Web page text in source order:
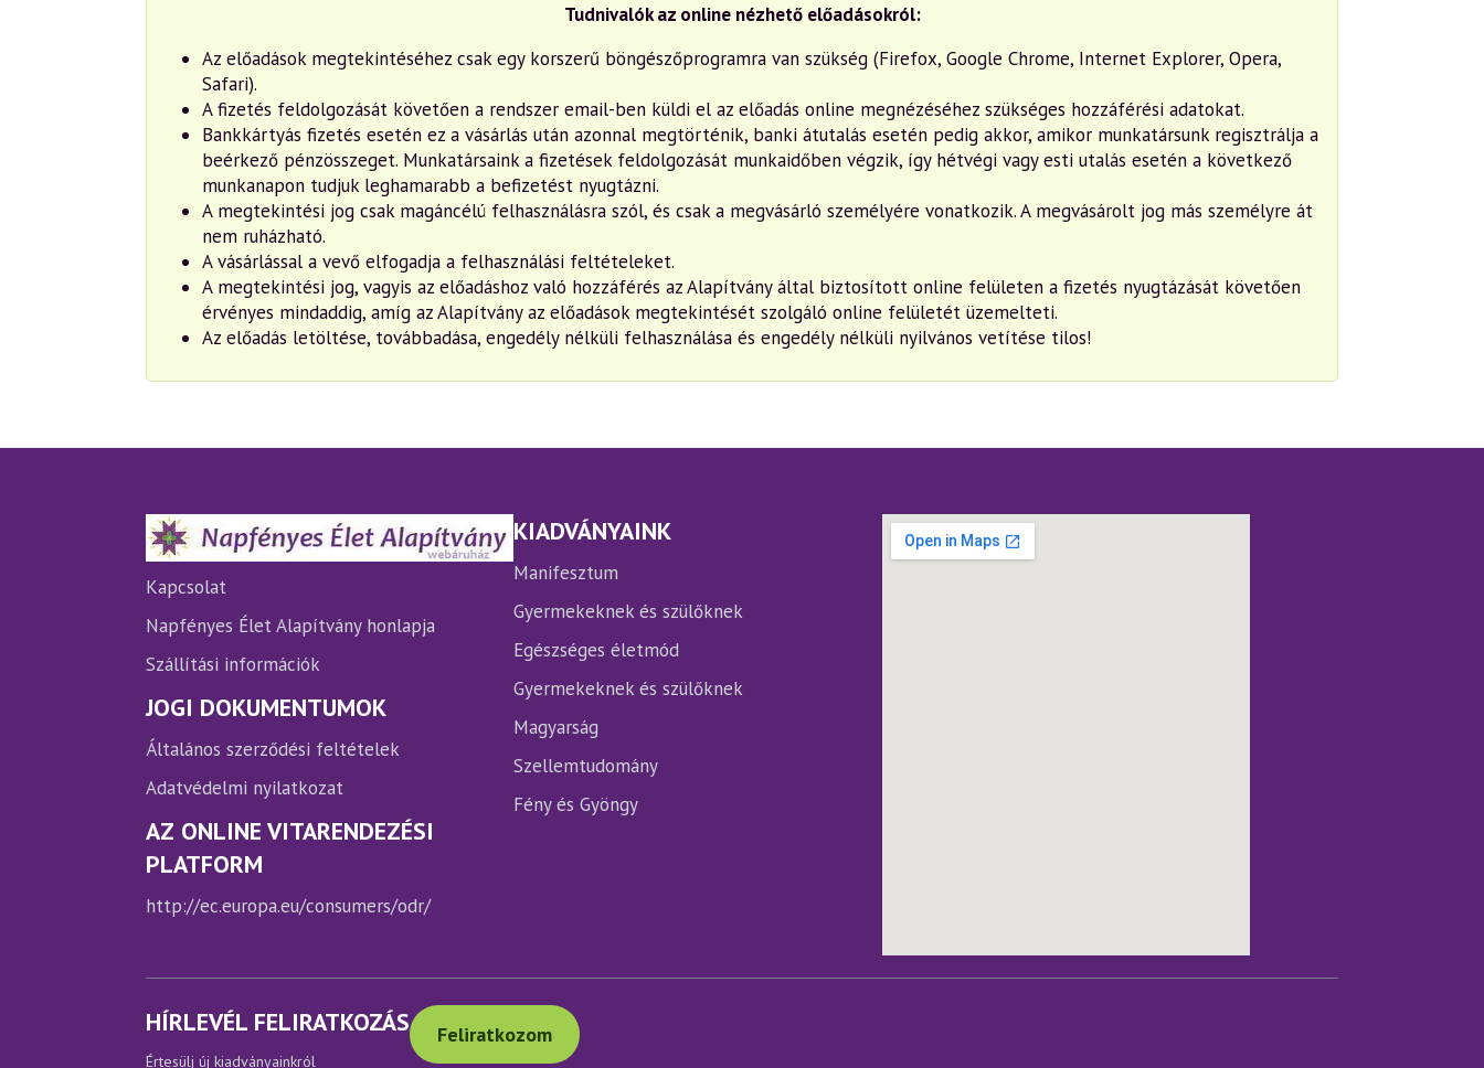
Tudnivalók az online nézhető előadásokról:
Az előadások megtekintéséhez csak egy korszerű böngészőprogramra van szükség (Firefox, Google Chrome, Internet Explorer, Opera,
Safari).
A fizetés feldolgozását követően a rendszer email-ben küldi el az előadás online megnézéséhez szükséges hozzáférési adatokat.
Bankkártyás fizetés esetén ez a vásárlás után azonnal megtörténik, banki átutalás esetén pedig akkor, amikor munkatársunk regisztrálja a
beérkező pénzösszeget. Munkatársaink a fizetések feldolgozását munkaidőben végzik, így hétvégi vagy esti utalás esetén a következő
munkanapon tudjuk leghamarabb a befizetést nyugtázni.
A megtekintési jog csak magáncélú felhasználásra szól, és csak a megvásárló személyére vonatkozik. A megvásárolt jog más személyre át
nem ruházható.
A vásárlással a vevő elfogadja a felhasználási feltételeket.
A megtekintési jog, vagyis az előadáshoz való hozzáférés az Alapítvány által biztosított online felületen a fizetés nyugtázását követően
érvényes mindaddig, amíg az Alapítvány az előadások megtekintését szolgáló online felületét üzemelteti.
Az előadás letöltése, továbbadása, engedély nélküli felhasználása és engedély nélküli nyilvános vetítése tilos!
Kapcsolat
Napfényes Élet Alapítvány honlapja
Szállítási információk
JOGI DOKUMENTUMOK
Általános szerződési feltételek
Adatvédelmi nyilatkozat
AZ ONLINE VITARENDEZÉSI
PLATFORM
http://ec.europa.eu/consumers/odr/
KIADVÁNYAINK
Manifesztum
Gyermekeknek és szülőknek
Egészséges életmód
Gyermekeknek és szülőknek
Magyarság
Szellemtudomány
Fény és Gyöngy
HÍRLEVÉL FELIRATKOZÁS
Értesülj új kiadványainkról
Feliratkozom